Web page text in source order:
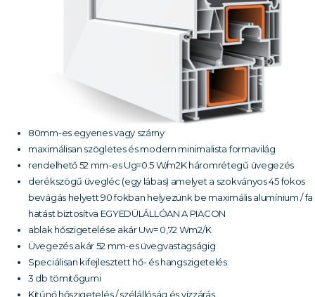
80mm-es egyenes vagy szárny
maximálisan szögletes és modern minimalista formavilág
rendelhető 52 mm-es Ug=0.5 W/m2K háromrétegű üvegezés
derékszögű üvegléc (egy lábas) amelyet a szokványos 45 fokos
bevágás helyett 90 fokban helyezünk be maximális alumínium / fa
hatást biztosítva EGYEDÜLÁLLÓAN A PIACON
ablak hőszigetelése akár Uw= 0,72 Wm2/K
Üvegezés akár 52 mm-es üvegvastagságig
Speciálisan kifejlesztett hő- és hangszigetelés.
3 db tömitőgumi
Kitűnő hőszigetelés / szélállóság és vízzárás.